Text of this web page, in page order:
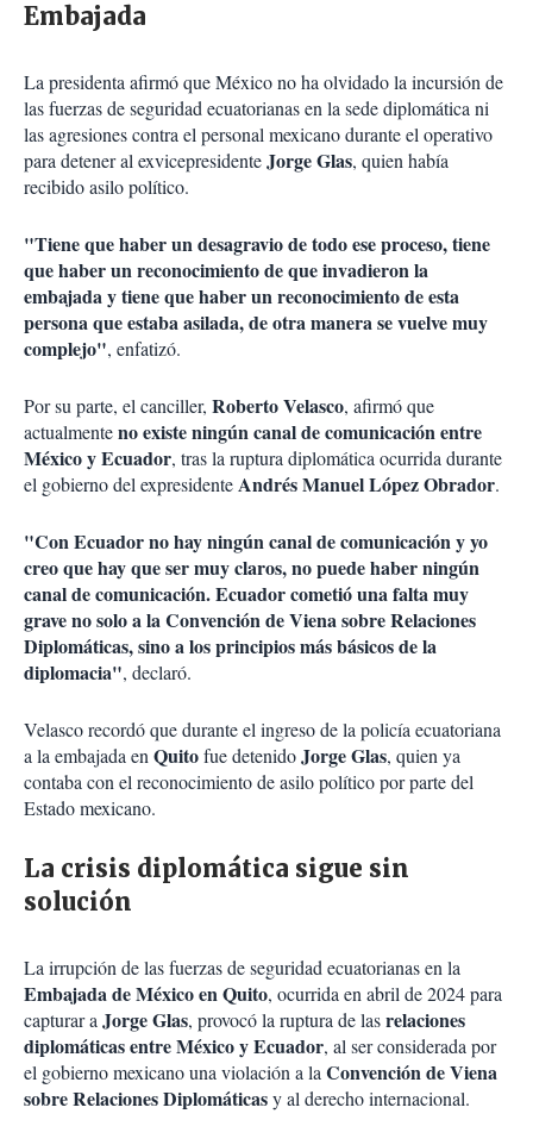
Embajada
La presidenta afirmó que México no ha olvidado la incursión de
las fuerzas de seguridad ecuatorianas en la sede diplomática ni
las agresiones contra el personal mexicano durante el operativo
para detener al exvicepresidenteJorge Glas, quien había
recibido asilo político.
"Tiene que haber un desagravio de todo ese proceso, tiene
que haber un reconocimiento de que invadieron la
embajada y tiene que haber un reconocimiento de esta
persona que estaba asilada, de otra manera se vuelve muy
complejo", enfatizó.
Por su parte, el canciller, Roberto Velasco, afirmó que
actualmenteno existe ningún canal de comunicación entre
México y Ecuador, tras la ruptura diplomática ocurrida durante
el gobierno del expresidenteAndrés Manuel López Obrador.
"Con Ecuador no hay ningún canal de comunicación y yo
creo que hay que ser muy claros, no puede haber ningún
canal de comunicación. Ecuador cometió una falta muy
grave no solo a la Convención de Viena sobre Relaciones
Diplomáticas, sino a los principios más básicos de la
diplomacia", declaró.
Velasco recordó que durante el ingreso de la policía ecuatoriana
a la embajada enQuitofue detenidoJorge Glas, quien ya
contaba con el reconocimiento de asilo político por parte del
Estado mexicano.
La crisis diplomática sigue sin
solución
La irrupción de las fuerzas de seguridad ecuatorianas en la
Embajada de México en Quito, ocurrida en abril de 2024 para
capturar aJorge Glas, provocó la ruptura de lasrelaciones
diplomáticas entre México y Ecuador, al ser considerada por
el gobierno mexicano una violación a laConvención de Viena
sobre Relaciones Diplomáticasy al derecho internacional.